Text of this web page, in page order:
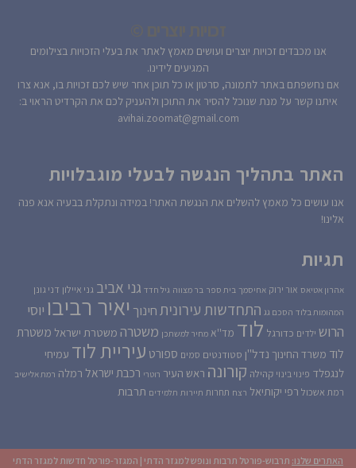
אנו מכבדים זכויות יוצרים ועושים מאמץ לאתר את בעלי הזכויות בצילומים
המגיעים לידינו.
אם נחשפתם באתר לתמונה, סרטון או כל תוכן אחר שיש לכם זכויות בו, אנא צרו
איתנו קשר על מנת שנוכל להסיר את התוכן ולהעניק לכם את הקרדיט הראוי ב:
avihai.zoomat@gmail.com
האתר בתהליך הנגשה לבעלי מוגבלויות
אנו עושים כל מאמץ להשלים את הנגשת האתר! במידה ונתקלת בבעיה אנא פנה
אלינו!
תגיות
אהרון אטיאס אור ירוק אחיסמך בית ספר בר מצווה גיל חדד גני אביב גני איילון דני גונן
המהומות בלוד הסכם גג התחדשות עירוניתחינוך יאיר רביבו יוסי
הרוש ילדים כדורגל לוד מד''א מחיר למשתכן משטרה משטרת ישראל משטרת
לוד משרד החינוך נדל''ן סטודנטים סמים ספורט עיריית לוד עמיחי
לנגפלד פינוי בינוי קהילה קורונה ראש העיר רוטרי רכבת ישראל רמלה רמת אלישיב
רמת אשכול רפי יקותיאל רצח תחרות תיירות תלמידים תרבות
האתרים שלנו: תרבוש-פורטל תרבות ונופש למגזר הדתי | המגזר-פורטל חדשות למגזר הדתי